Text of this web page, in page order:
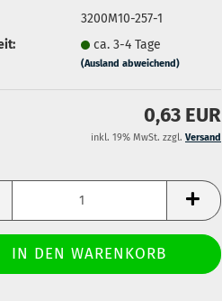
vergessen?
3200M10-257-1
ca. 3-4 Tage
(Ausland abweichend)
0,63 EUR
inkl. 19% MwSt. zzgl. Versand